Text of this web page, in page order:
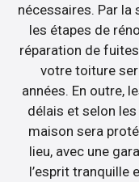
nécessaires. Par la
les étapes de
réparation de
votre toiture
années. En outre,
délais et selon
maison sera
lieu, avec une
l’esprit tranquille